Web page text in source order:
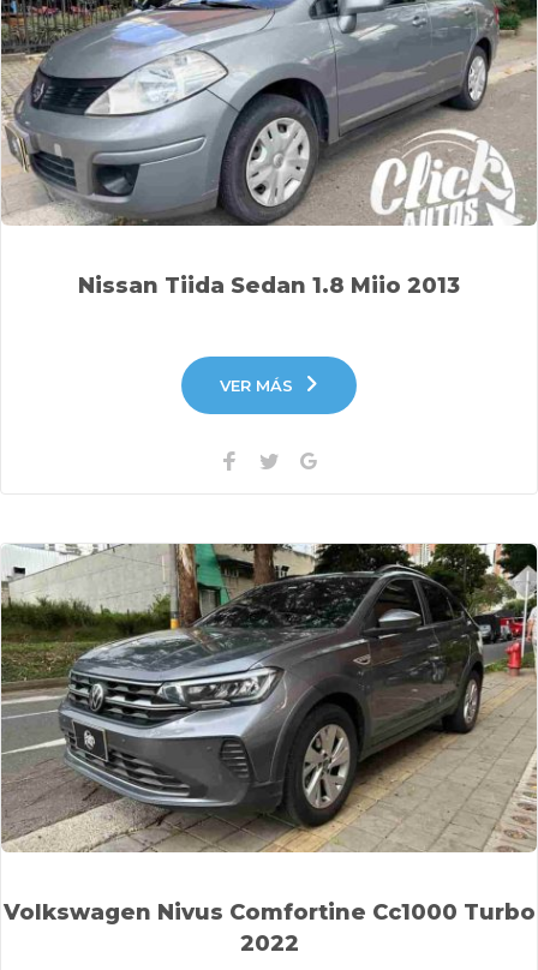
Nissan Tiida Sedan 1.8 Miio 2013
VER MÁS
Facebook
Twitter
Volkswagen Nivus Comfortine Cc1000 Turbo
2022